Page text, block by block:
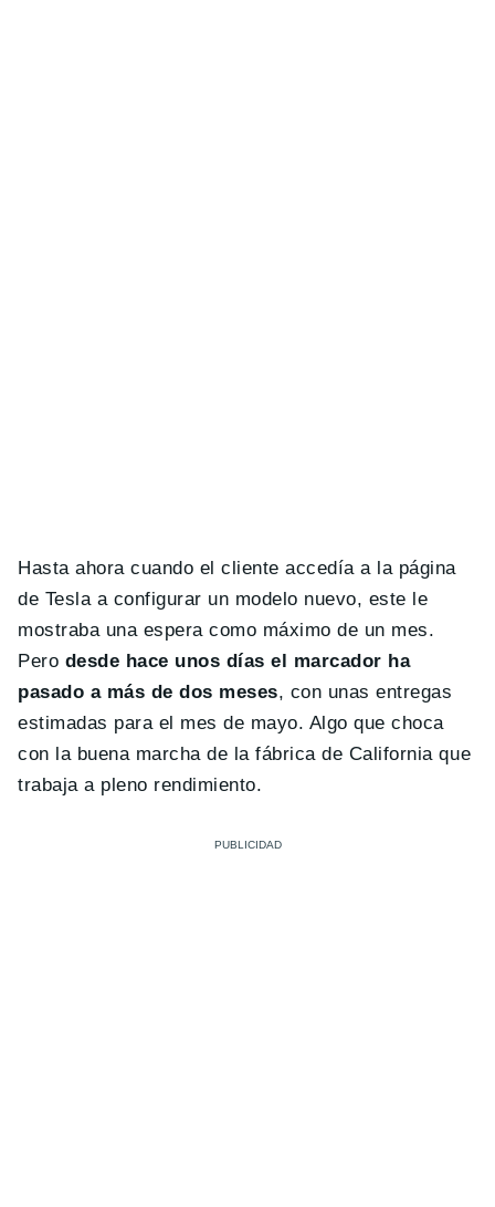
Hasta ahora cuando el cliente accedía a la página
de Tesla a configurar un modelo nuevo, este le
mostraba una espera como máximo de un mes.
Pero desde hace unos días el marcador ha
pasado a más de dos meses, con unas entregas
estimadas para el mes de mayo. Algo que choca
con la buena marcha de la fábrica de California que
trabaja a pleno rendimiento.